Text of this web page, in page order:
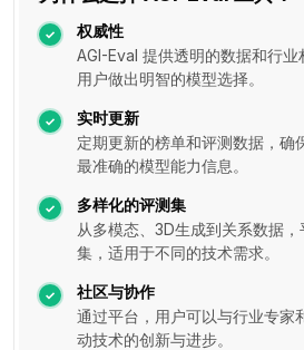
权威性
AGI-Eval 提供透明的数据和行
用户做出明智的模型选择。
实时更新
定期更新的榜单和评测数据，确
最准确的模型能力信息。
多样化的评测集
从多模态、3D生成到关系数据
集，适用于不同的技术需求。
社区与协作
通过平台，用户可以与行业专家
动技术的创新与进步。